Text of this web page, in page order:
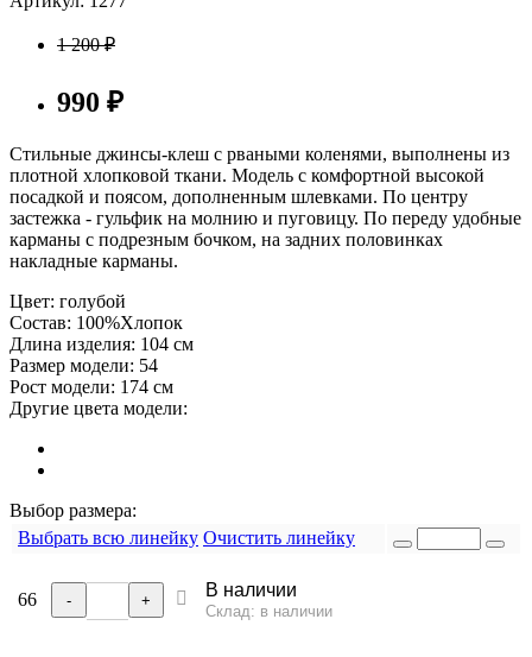
1 200₽
990 ₽
Стильные джинсы-клеш с рваными коленями, выполнены из
плотной хлопковой ткани. Модель с комфортной высокой
посадкой и поясом, дополненным шлевками. По центру
застежка - гульфик на молнию и пуговицу. По переду удобные
карманы с подрезным бочком, на задних половинках
накладные карманы.
Цвет: голубой
Состав: 100%Хлопок
Длина изделия: 104 см
Размер модели: 54
Рост модели: 174 см
Другие цвета модели:
Выбор размера:
Выбрать всю линейку Очистить линейку
66 - + В наличии
Склад: в наличии